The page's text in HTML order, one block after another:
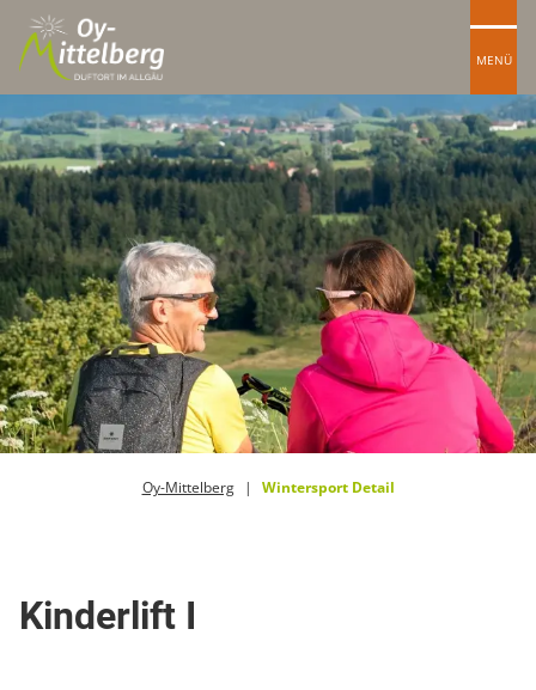
MENÜ
Oy-Mittelberg Wintersport Detail
Kinderlift I